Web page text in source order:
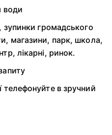
води
зупинки громадського
магазини, парк, школа,
лікарні, ринок.
телефонуйте в зручний